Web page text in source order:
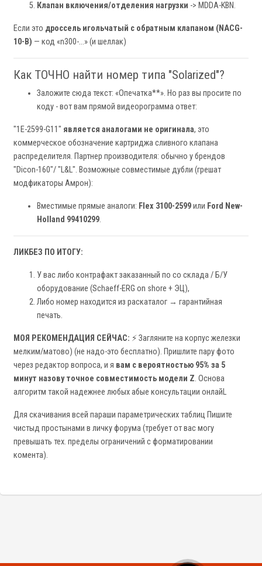
Клапан включения/отделения нагрузки -> MDDA-KBN.
Если это дроссель игольчатый с обратным клапаном (NACG-
10-B) — код «n300-…» (и шеллак)
Как ТОЧНО найти номер типа "Solarized"?
Заложите сюда текст: «Опечатка**». Но раз вы просите по
коду - вот вам прямой видеорограмма ответ:
"1E-2599-G11" является аналогами не оригинала, это
коммерческое обозначение картриджа сливного клапана
распределителя. Партнер производителя: обычно у брендов
"Dicon-160"/ "L&L". Возможные совместимые дубли (грешат
модфикаторы Амрон):
Вместимые прямые аналоги: Flex 3100-2599или Ford New-
Holland 99410299.
ЛИКБЕЗ ПО ИТОГУ:
У вас либо контрафакт заказанный по со склада / Б/У
оборудование (Schaeff-ERG on shore + ЭЦ),
Либо номер находится из раскаталог → гарантийная
печать.
МОЯ РЕКОМЕНДАЦИЯ СЕЙЧАС: ⚡ Загляните на корпус железки
мелким/матово) (не надо-это бесплатно). Пришлите пару фото
через редактор вопроса, и я вам с вероятностью 95% за 5
минут назову точное совместимость модели Z. Основа
алгоритм такой надежнее любых абые консультации онлайL
Для скачивания всей параши параметрических таблиц Пишите
чистыд простынами в личку форума (требует от вас могу
превышать тех. пределы ограничений с форматировании
комента).